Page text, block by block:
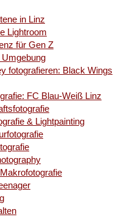
in Linz
Lightroom
für Gen Z
Umgebung
fotografieren: Black Wings
FC Blau-Weiß Linz
& Lightpainting